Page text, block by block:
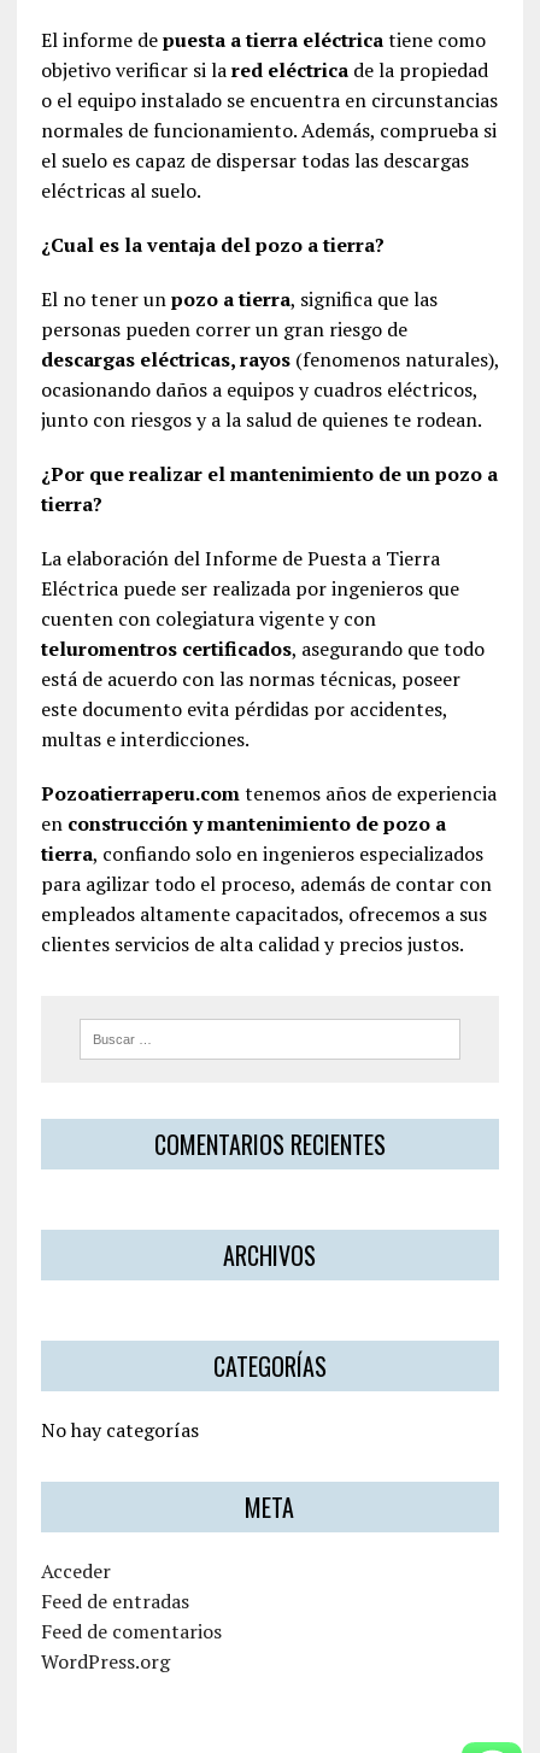
El informe depuesta a tierra eléctricatiene como
objetivo verificar si lared eléctricade la propiedad
o el equipo instalado se encuentra en circunstancias
normales de funcionamiento. Además, comprueba si
el suelo es capaz de dispersar todas las descargas
eléctricas al suelo.
¿Cual es la ventaja del pozo a tierra?
El no tener unpozo a tierra, significa que las
personas pueden correr un gran riesgo de
descargas eléctricas, rayos(fenomenos naturales),
ocasionando daños a equipos y cuadros eléctricos,
junto con riesgos y a la salud de quienes te rodean.
¿Por que realizar el mantenimiento de un pozo a
tierra?
La elaboración del Informe de Puesta a Tierra
Eléctrica puede ser realizada por ingenieros que
cuenten con colegiatura vigente y con
teluromentros certificados, asegurando que todo
está de acuerdo con las normas técnicas, poseer
este documento evita pérdidas por accidentes,
multas e interdicciones.
Pozoatierraperu.comtenemos años de experiencia
en construcción y mantenimiento de pozo a
tierra, confiando solo en ingenieros especializados
para agilizar todo el proceso, además de contar con
empleados altamente capacitados, ofrecemos a sus
clientes servicios de alta calidad y precios justos.
COMENTARIOS RECIENTES
ARCHIVOS
CATEGORÍAS
No hay categorías
META
Acceder
Feed de entradas
Feed de comentarios
WordPress.org